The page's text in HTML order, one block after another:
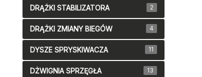
DRĄŻKI STABILIZATORA 2
DRĄŻKI ZMIANY BIEGÓW 4
DYSZE SPRYSKIWACZA 11
DŻWIGNIA SPRZĘGŁA 13